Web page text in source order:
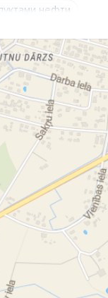
нефти
авто масла
топливо